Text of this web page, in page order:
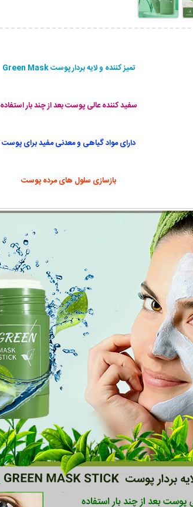
تمیز کننده و لایه بردار پوست Green Mask
سفید کننده عالی پوست بعد از چند بار استفاده
دارای مواد گیاهی و معدنی مفید برای پوست
بازسازی سلول های مرده پوست